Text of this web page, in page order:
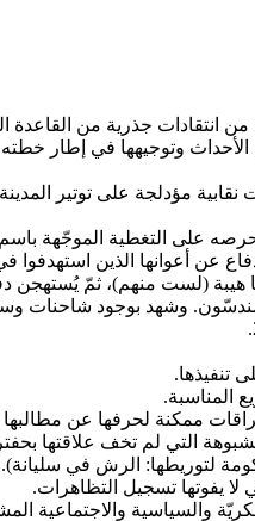
الأحداث وتوجيهها في
مؤدلجة على توتير
هيبة (لست منهم)، ثمّ يُستهجن
وشهد بوجود شاحنات
التي لم تخف علاقتها
لتوريطها: الرش في
يفوتها تسجيل التظاهرات.
والسياسية